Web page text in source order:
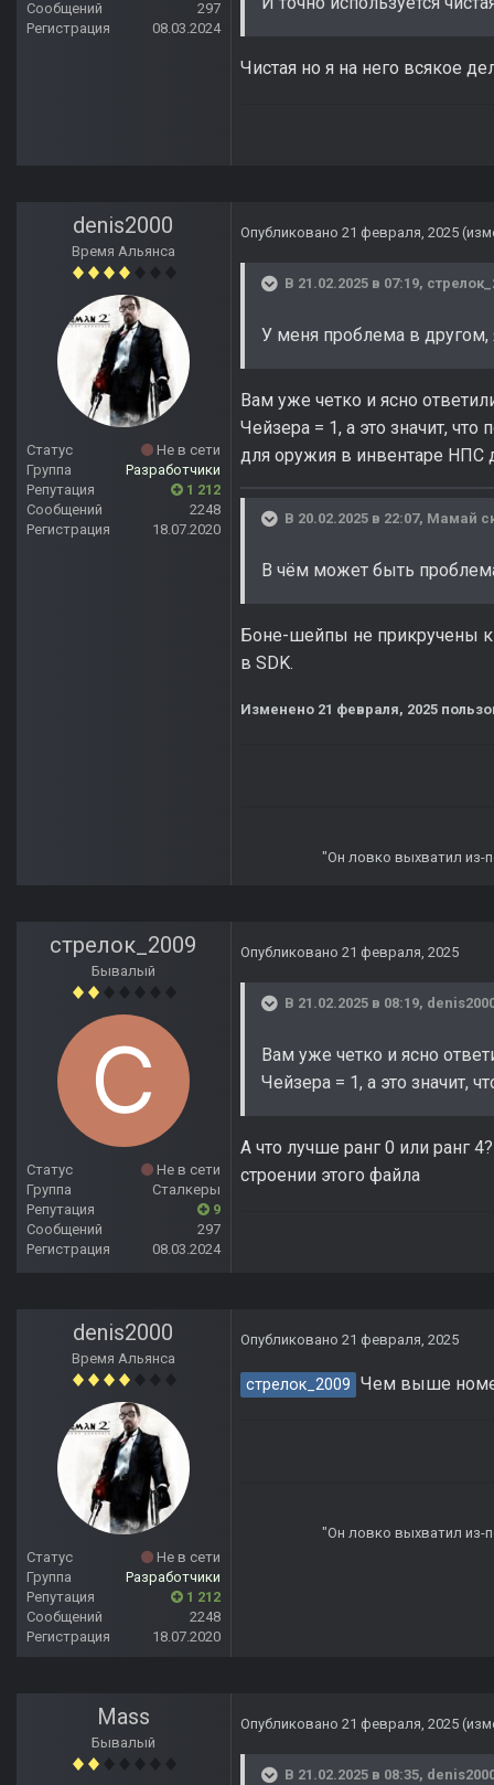
Сообщений
297
Регистрация
08.03.2024
Чистая но я на него всякое
denis2000
Время Альянса
Статус
Не в сети
Группа
Разработчики
Репутация
1 212
Сообщений
2248
Регистрация
18.07.2020
Опубликовано 21 февраля, 2025
В 21.02.2025 в 07:19,
У меня проблема в другом,
Вам уже четко и ясно
Чейзера = 1, а это значит,
для оружия в инвентаре НПС
В 20.02.2025 в 22:07, Мамай
В чём может быть
Боне-шейпы не прикручены
в SDK.
Изменено 21 февраля, 2025
"Он ловко выхватил из-
стрелок_2009
Бывалый
Статус
Не в сети
Группа
Сталкеры
Репутация
9
Сообщений
297
Регистрация
08.03.2024
Опубликовано 21 февраля, 2025
В 21.02.2025 в 08:19,
Вам уже четко и ясно
Чейзера = 1, а это значит,
А что лучше ранг 0 или ранг
строении этого файла
denis2000
Время Альянса
Статус
Не в сети
Группа
Разработчики
Репутация
1 212
Сообщений
2248
Регистрация
18.07.2020
Опубликовано 21 февраля, 2025
стрелок_2009 Чем выше
"Он ловко выхватил из-
Mass
Бывалый
Опубликовано 21 февраля, 2025
В 21.02.2025 в 08:35,